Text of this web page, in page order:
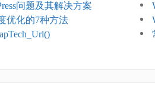
问题及其解决方案
优化的7种方法